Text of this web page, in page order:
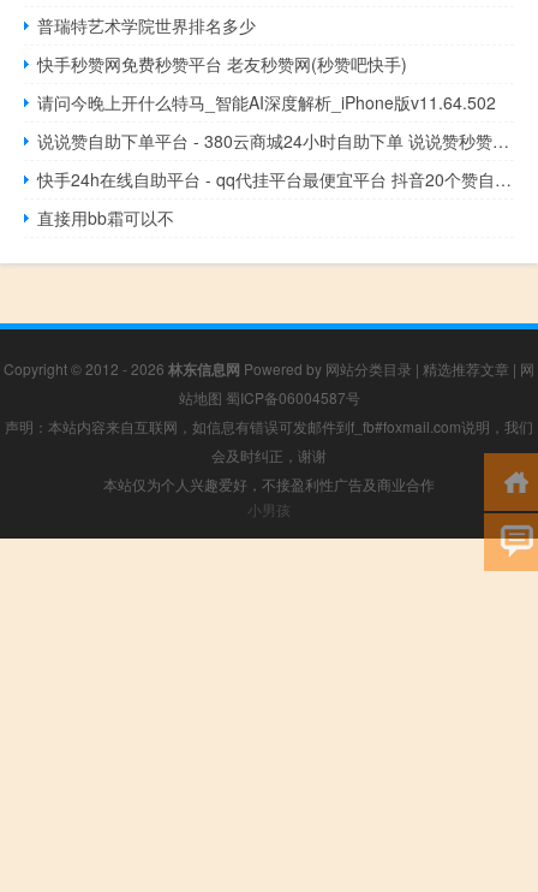
普瑞特艺术学院世界排名多少
快手秒赞网免费秒赞平台 老友秒赞网(秒赞吧快手)
请问今晚上开什么特马_智能AI深度解析_iPhone版v11.64.502
说说赞自助下单平台 - 380云商城24小时自助下单 说说赞秒赞自助下单平台
快手24h在线自助平台 - qq代挂平台最便宜平台 抖音20个赞自助下单
直接用bb霜可以不
Copyright © 2012 - 2026 林东信息网 Powered by 网站分类目录 | 精选推荐文章 | 网
站地图 蜀ICP备06004587号
声明：本站内容来自互联网，如信息有错误可发邮件到f_fb#foxmail.com说明，我们
会及时纠正，谢谢
本站仅为个人兴趣爱好，不接盈利性广告及商业合作
小男孩